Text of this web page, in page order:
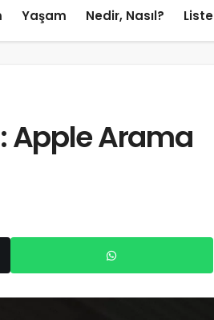
Yaşam Nedir, Nasıl? Liste
Apple Arama